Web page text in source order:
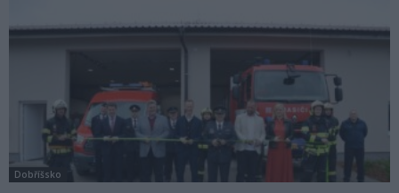
Dobříšsko